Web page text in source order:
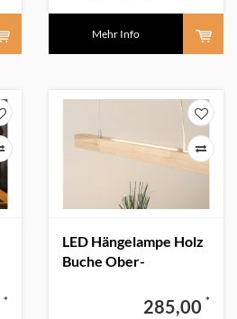
Mehr Info
*
LED Hängelampe Holz
Buche Ober-
285,00 *